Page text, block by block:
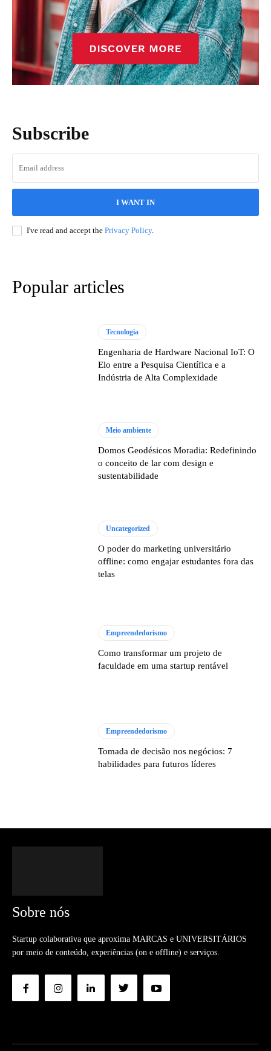
Subscribe
I WANT IN
I've read and accept the Privacy Policy.
Popular articles
Tecnologia
Engenharia de Hardware Nacional IoT: O
Elo entre a Pesquisa Científica e a
Indústria de Alta Complexidade
Meio ambiente
Domos Geodésicos Moradia: Redefinindo
o conceito de lar com design e
sustentabilidade
Uncategorized
O poder do marketing universitário
offline: como engajar estudantes fora das
telas
Empreendedorismo
Como transformar um projeto de
faculdade em uma startup rentável
Empreendedorismo
Tomada de decisão nos negócios: 7
habilidades para futuros líderes
Sobre nós
Startup colaborativa que aproxima MARCAS e UNIVERSITÁRIOS
por meio de conteúdo, experiências (on e offline) e serviços.